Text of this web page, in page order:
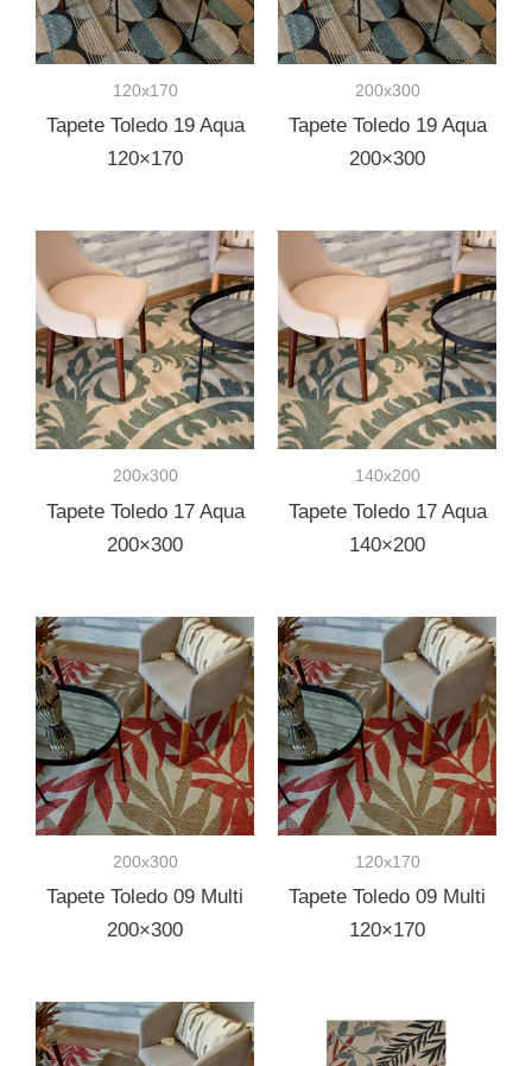
120x170
Tapete Toledo 19 Aqua
120×170
200x300
Tapete Toledo 19 Aqua
200×300
200x300
Tapete Toledo 17 Aqua
200×300
140x200
Tapete Toledo 17 Aqua
140×200
200x300
Tapete Toledo 09 Multi
200×300
120x170
Tapete Toledo 09 Multi
120×170